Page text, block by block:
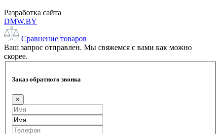
Разработка сайта
DMW.BY
Сравнение товаров
Ваш запрос отправлен. Мы свяжемся с вами как можно
скорее.
Заказ обратного звонка
×